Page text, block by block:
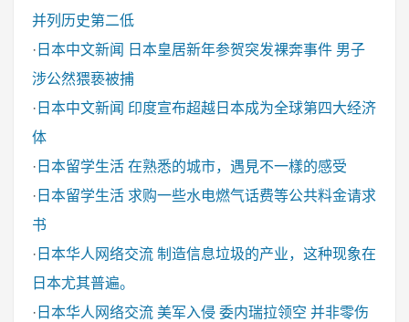
并列历史第二低
· 日本中文新闻
日本皇居新年参贺突发裸奔事件 男子
涉公然猥亵被捕
· 日本中文新闻 印度宣布超越日本成为全球第四大经济
体
· 日本留学生活 在熟悉的城市，遇見不一樣的感受
· 日本留学生活 求购一些水电燃气话费等公共料金请求
书
· 日本华人网络交流 制造信息垃圾的产业，这种现象在
日本尤其普遍。
· 日本华人网络交流 美军入侵 委内瑞拉领空 并非零伤